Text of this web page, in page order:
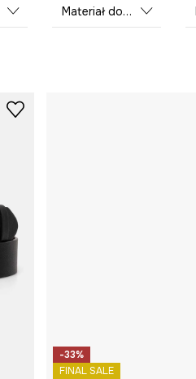
Materiał dominujący
-33%
FINAL SALE